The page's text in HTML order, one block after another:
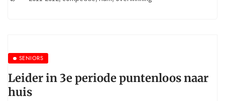
SENIORS
Leider in 3e periode puntenloos naar
huis